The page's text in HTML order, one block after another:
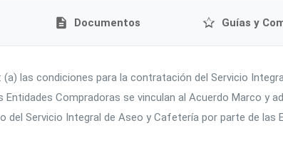
Documentos Guías y
las condiciones para la contratación del Servicio
Compradoras se vinculan al Acuerdo Marco y
del Servicio Integral de Aseo y Cafetería por parte de las